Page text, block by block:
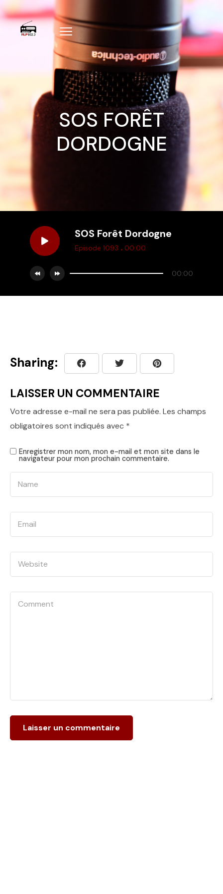
SOS FORÊT
DORDOGNE
SOS Forêt Dordogne
Episode 1093 . 00:00
00:00
Sharing:
LAISSER UN COMMENTAIRE
Votre adresse e-mail ne sera pas publiée. Les champs
obligatoires sont indiqués avec *
Enregistrer mon nom, mon e-mail et mon site dans le
navigateur pour mon prochain commentaire.